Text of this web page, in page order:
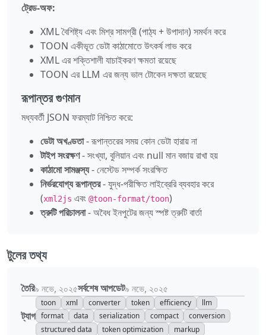
ট্রেড-অফ:
XML বৈশিষ্ট্য এবং মিশ্র সামগ্রী (পাঠ্য + উপাদান) সমর্থন করে
TOON একীভূত ডেটা কাঠামোতে উৎকর্ষ লাভ করে
XML এর শক্তিশালী যাচাইকরণ ক্ষমতা রয়েছে
TOON এর LLM এর জন্য ভাল টোকেন দক্ষতা রয়েছে
রূপান্তর গুণমান
মধ্যবর্তী JSON ফরম্যাট নিশ্চিত করে:
ডেটা অখণ্ডতা- রূপান্তরের সময় কোন ডেটা হারায় না
টাইপ সংরক্ষণ- সংখ্যা, বুলিয়ান এবং null মান বজায় রাখা হয়
কাঠামো সামঞ্জস্য- নেস্টেড সম্পর্ক সংরক্ষিত
নির্ভরযোগ্য রূপান্তর- যুদ্ধ-পরীক্ষিত লাইব্রেরি ব্যবহার করে
(xml2js এবং @toon-format/toon)
ত্রুটি পরিচালনা- অবৈধ ইনপুটের জন্য স্পষ্ট ত্রুটি বার্তা
টুলের তথ্য
তৈরি৯ নভে, ২০২৫সর্বশেষ আপডেট৯ নভে, ২০২৫
ট্যাগ
toon xml converter token efficiency
llm
format
data serialization compact
conversion
structured data
token optimization markup